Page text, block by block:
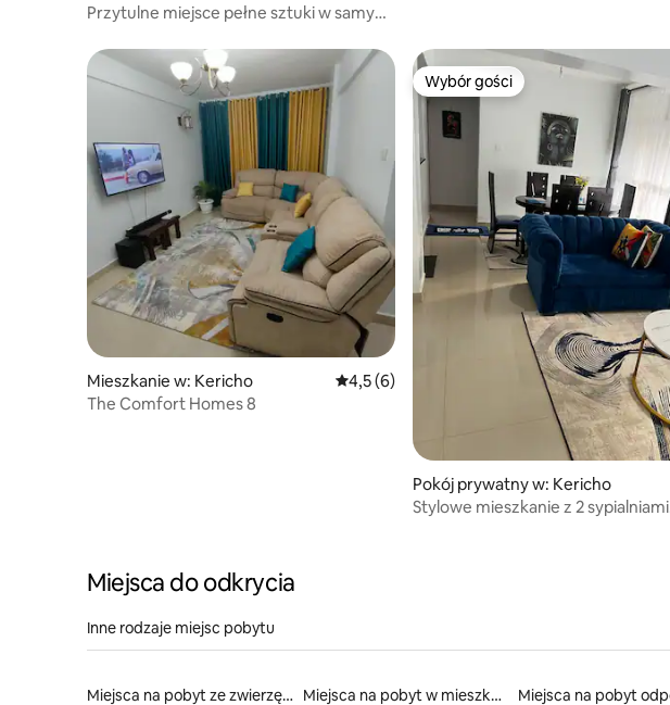
Przytulne miejsce pełne sztuki w samym
Mieszkanie w: Kericho Średnia ocena: 4,5 na 5, liczba recenzji: 6
4,5 (6)
The Comfort Homes 8
Wybór gości
Wybór gości
Pokój prywatny w: Kericho
Stylowe mieszkanie z 2 sypialniami
Miejsca do odkrycia
Inne rodzaje miejsc pobytu
Miejsca na pobyt ze zwierzętami
Miejsca na pobyt w mieszkaniach